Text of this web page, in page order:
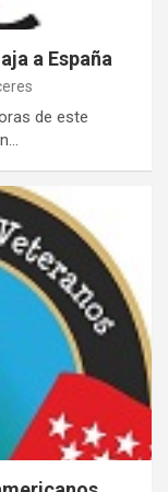
a España
de este